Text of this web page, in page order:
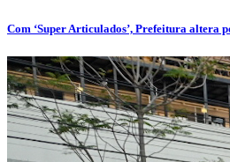
Com ‘Super Articulados’, Prefeitura altera